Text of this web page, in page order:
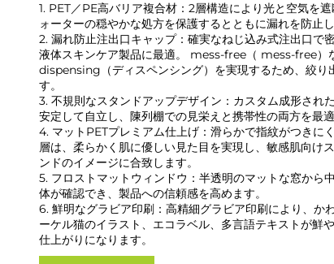
1. PET／PE高バリア複合材：2層構造により光と空気を
ォーターの穏やかな処方を保護するとともに漏れを防止し
2. 漏れ防止注出口キャップ：確実なねじ込み式注出口で密
液体スキンケア製品に最適。 mess-free（ mess-free）
dispensing（ディスペンシング）を実現するため、絞り
す。
3. 不規則なスタンドアップデザイン：カスタム成形され
安定して自立し、陳列棚での見栄えと携帯性の両方を最適
4. マットPETプレミアム仕上げ：滑らかで指紋がつきに
層は、柔らかく肌に優しい見た目を実現し、敏感肌向け
ンドのイメージに合致します。
5. フロストマットウィンドウ：半透明のマットな窓から
体が確認でき、製品への信頼感を高めます。
6. 鮮明なグラビア印刷：高精細グラビア印刷により、か
ーケル猫のイラスト、エコラベル、多言語テキストが鮮
仕上がりになります。